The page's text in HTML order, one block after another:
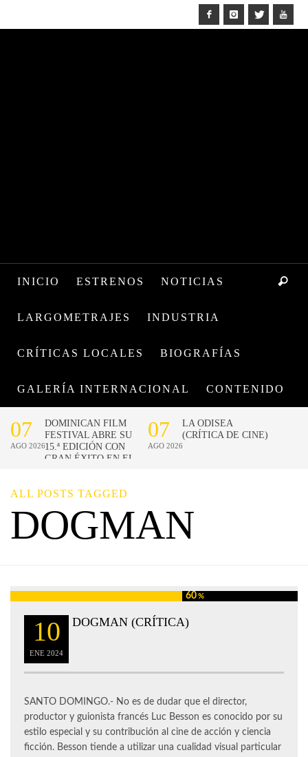
INICIO ESTRENOS NOTICIAS
LARGOMETRAJES INDUSTRIA
CRÍTICAS LOCALES BIOGRAFÍAS
GALERÍA INTERNACIONAL CONTENIDO
ALL POSTS TAGGED
DOGMAN
60%
10
ENE 2024
DOGMAN (CRÍTICA)
SANTO DOMINGO.- No es de dudar que el director,
productor y guionista francés Luc Besson es conocido por su
estilo especial y su contribución al cine de acción y ciencia
ficción. Besson tiende a utilizar una cualidad visual particular